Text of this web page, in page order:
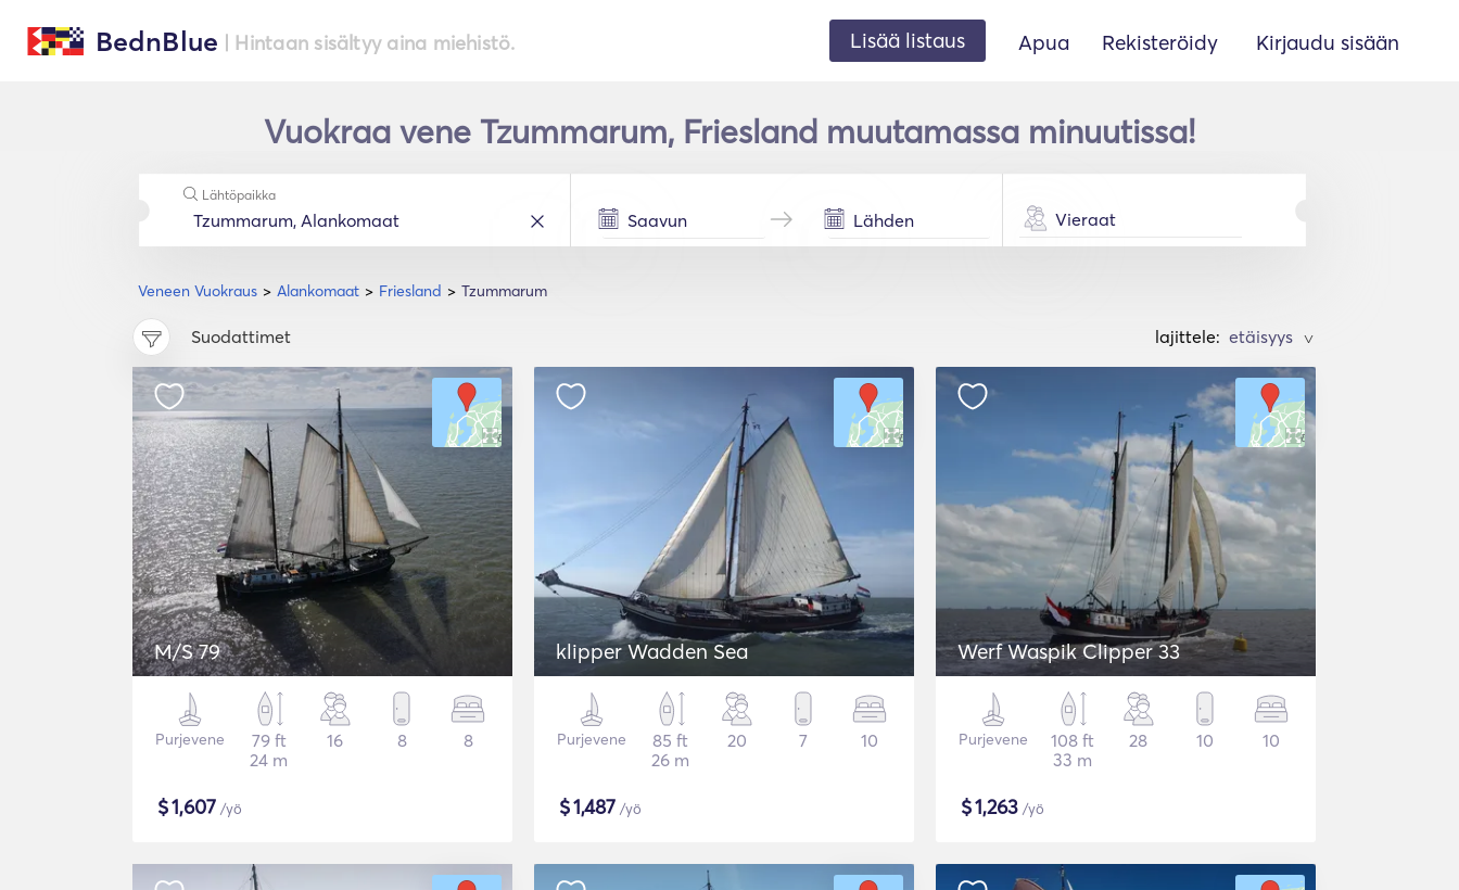
BednBlue | Hintaan sisältyy aina miehistö. Lisää listaus Apua Rekisteröidy Kirjaudu sisään
Vuokraa vene Tzummarum, Friesland muutamassa minuutissa!
Veneen Vuokraus Alankomaat Friesland Tzummarum
Lähtöpaikka
Vieraat
Suodattimet lajittele: >
M/S 79
Purjevene
79 ft
24 m
16 8 8
$1,607 /yö
klipper Wadden Sea
Purjevene
85 ft
26 m
20 7 10
$1,487 /yö
Werf Waspik Clipper 33
Purjevene
108 ft
33 m
28 10 10
$1,263 /yö